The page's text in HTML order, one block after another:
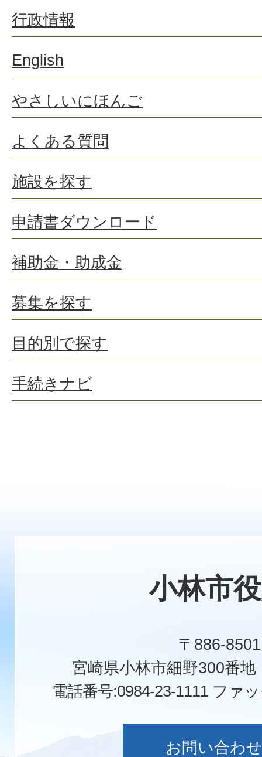
行政情報
English
やさしいにほんご
よくある質問
施設を探す
申請書ダウンロード
補助金・助成金
募集を探す
目的別で探す
手続きナビ
小林市
〒886-8501
宮崎県小林市細野300番
電話番号:0984-23-1111 ファ
お問い合わせ